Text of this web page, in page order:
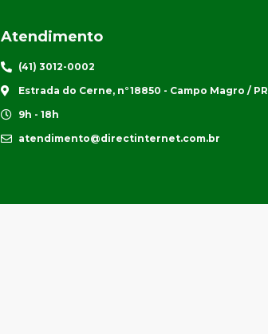
Atendimento
(41) 3012-0002
Estrada do Cerne, n°18850 - Campo Magro / PR
9h - 18h
atendimento@directinternet.com.br